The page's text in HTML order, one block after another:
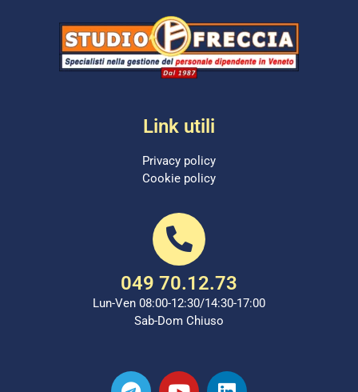
Link utili
Privacy policy
Cookie policy
049 70.12.73
Lun-Ven 08:00-12:30/14:30-17:00
Sab-Dom Chiuso